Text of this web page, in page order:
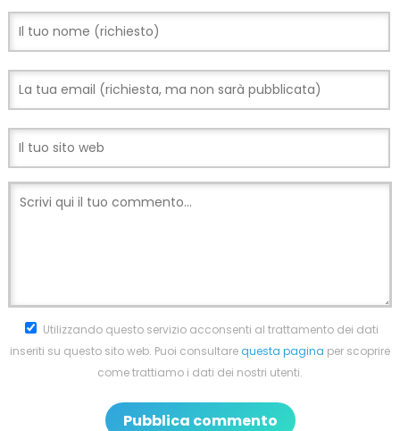
Utilizzando questo servizio acconsenti al trattamento dei dati
inseriti su questo sito web. Puoi consultarequesta pagina per scoprire
come trattiamo i dati dei nostri utenti.